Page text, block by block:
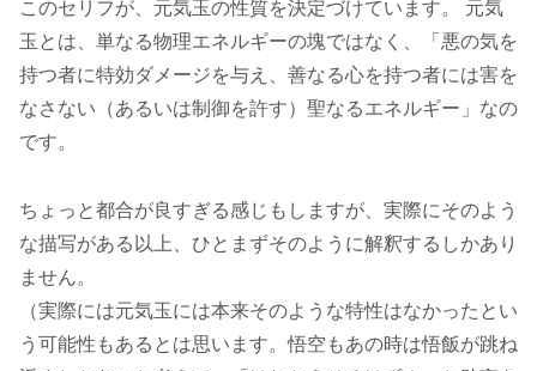
このセリフが、元気玉の性質を決定づけています。 元気
玉とは、単なる物理エネルギーの塊ではなく、「悪の気を
持つ者に特効ダメージを与え、善なる心を持つ者には害を
なさない（あるいは制御を許す）聖なるエネルギー」なの
です。
ちょっと都合が良すぎる感じもしますが、実際にそのよう
な描写がある以上、ひとまずそのように解釈するしかあり
ません。
（実際には元気玉には本来そのような特性はなかったとい
う可能性もあるとは思います。悟空もあの時は悟飯が跳ね